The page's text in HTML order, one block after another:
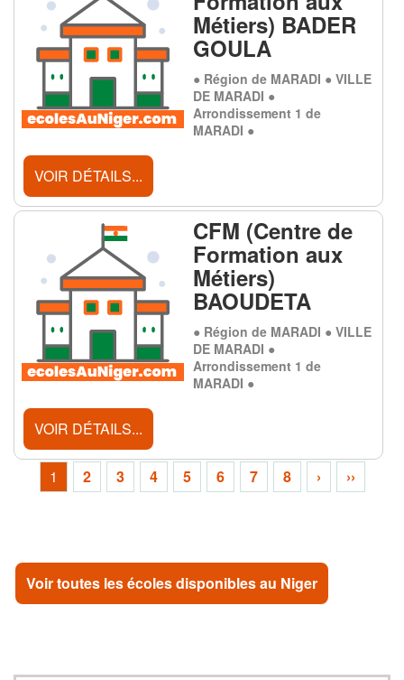
Métiers) BADER
GOULA
● Région de MARADI ● VILLE
DE MARADI ●
Arrondissement 1 de
MARADI ●
VOIR DÉTAILS...
CFM (Centre de
Formation aux
Métiers)
BAOUDETA
● Région de MARADI ● VILLE
DE MARADI ●
Arrondissement 1 de
MARADI ●
VOIR DÉTAILS...
1 2 3 4 5 6 7 8 › ››
Voir toutes les écoles disponibles au Niger